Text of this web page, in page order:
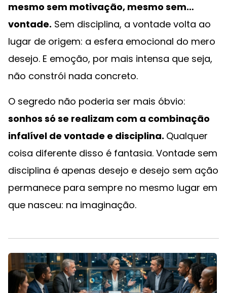
mesmo sem motivação, mesmo sem…
vontade. Sem disciplina, a vontade volta ao
lugar de origem: a esfera emocional do mero
desejo. E emoção, por mais intensa que seja,
não constrói nada concreto.
O segredo não poderia ser mais óbvio:
sonhos só se realizam com a combinação
infalível de vontade e disciplina. Qualquer
coisa diferente disso é fantasia. Vontade sem
disciplina é apenas desejo e desejo sem ação
permanece para sempre no mesmo lugar em
que nasceu: na imaginação.